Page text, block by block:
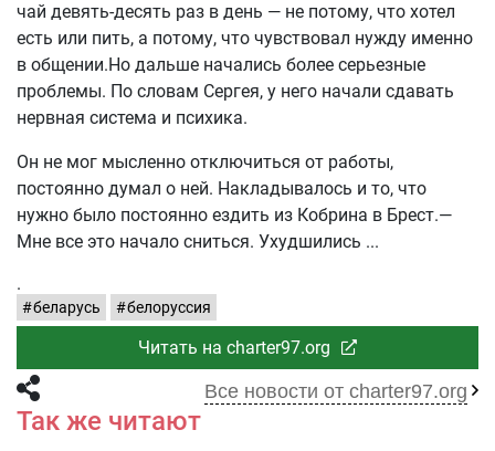
чай девять-десять раз в день — не потому, что хотел
есть или пить, а потому, что чувствовал нужду именно
в общении.Но дальше начались более серьезные
проблемы. По словам Сергея, у него начали сдавать
нервная система и психика.
Он не мог мысленно отключиться от работы,
постоянно думал о ней. Накладывалось и то, что
нужно было постоянно ездить из Кобрина в Брест.—
Мне все это начало сниться. Ухудшились
.
беларусь белоруссия
Читать на charter97.org
Все новости от charter97.org
Так же читают